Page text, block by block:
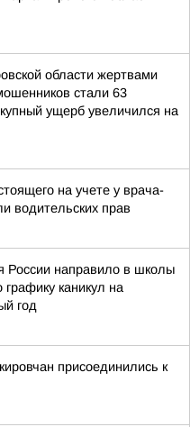
области жертвами
стали 63
ущерб увеличился на
на учете у врача-
водительских прав
России направило в школы
каникул на
год
присоединились к